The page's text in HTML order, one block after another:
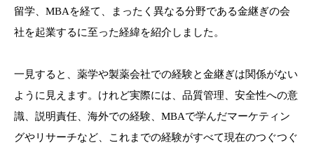
留学、MBAを経て、まったく異なる分野である金継ぎの会
社を起業するに至った経緯を紹介しました。
一見すると、薬学や製薬会社での経験と金継ぎは関係がない
ように見えます。けれど実際には、品質管理、安全性への意
識、説明責任、海外での経験、MBAで学んだマーケティン
グやリサーチなど、これまでの経験がすべて現在のつぐつぐ